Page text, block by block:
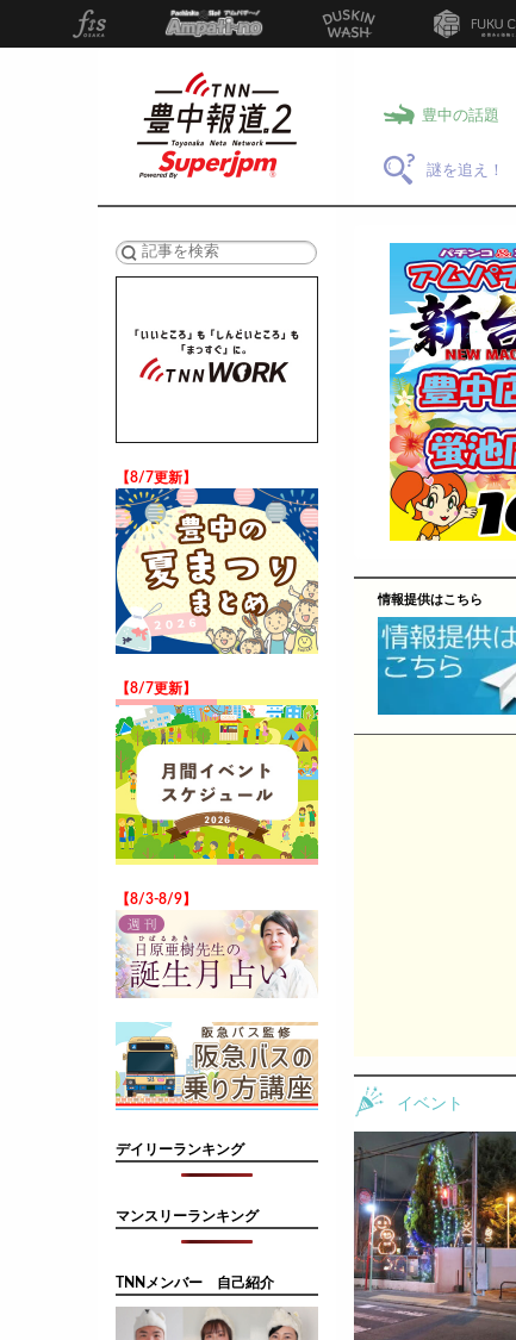
豊中の話題
謎を追え！
情報提供はこちら
イベント
【8/7更新】
【8/7更新】
【8/3-8/9】
デイリーランキング
マンスリーランキング
TNNメンバー 自己紹介